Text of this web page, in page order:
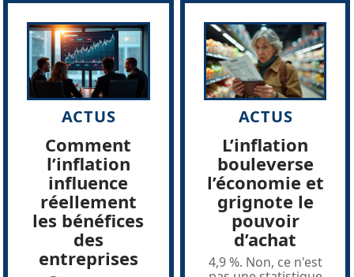
ACTUS
Comment
l’inflation
influence
réellement
les bénéfices
des
entreprises
ACTUS
L’inflation
bouleverse
l’économie et
grignote le
pouvoir
d’achat
4,9 %. Non, ce n'est